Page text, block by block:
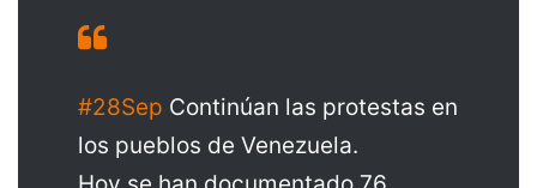
#28Sep Continúan las protestas en
los pueblos de Venezuela.